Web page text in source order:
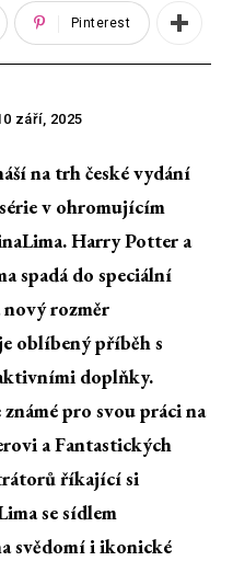
Pinterest
září, 2025
na trh české vydání
v ohromujícím
Harry Potter a
spadá do speciální
nový rozměr
oblíbený příběh s
doplňky.
pro svou práci na
a Fantastických
říkající si
se sídlem
svědomí i ikonické